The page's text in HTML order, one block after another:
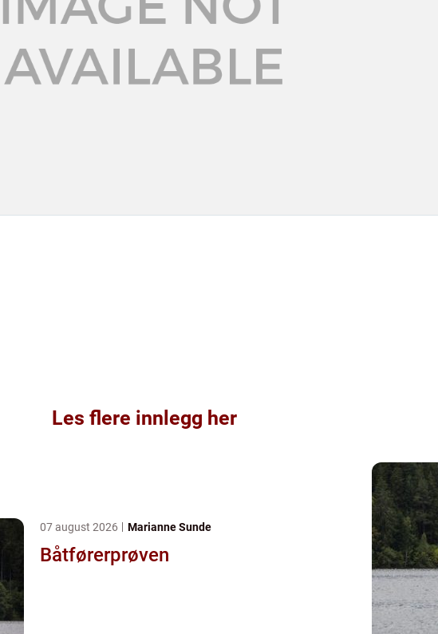
Les flere innlegg her
07 august 2026 Marianne Sunde
Båtførerprøven